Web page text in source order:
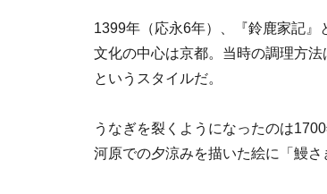
1399年（応永6年）、『鈴鹿家記
文化の中心は京都。当時の調理方
というスタイルだ。
うなぎを裂くようになったのは
河原での夕涼みを描いた絵に「鰻